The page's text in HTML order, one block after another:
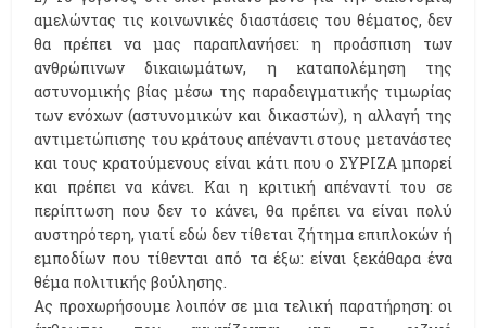
αμελώντας τις κοινωνικές διαστάσεις του θέματος, δεν
θα πρέπει να μας παραπλανήσει: η προάσπιση των
ανθρώπινων δικαιωμάτων, η καταπολέμηση της
αστυνομικής βίας μέσω της παραδειγματικής τιμωρίας
των ενόχων (αστυνομικών και δικαστών), η αλλαγή της
αντιμετώπισης του κράτους απέναντι στους μετανάστες
και τους κρατούμενους είναι κάτι που ο ΣΥΡΙΖΑ μπορεί
και πρέπει να κάνει. Και η κριτική απέναντί του σε
περίπτωση που δεν το κάνει, θα πρέπει να είναι πολύ
αυστηρότερη, γιατί εδώ δεν τίθεται ζήτημα επιπλοκών ή
εμποδίων που τίθενται από τα έξω: είναι ξεκάθαρα ένα
θέμα πολιτικής βούλησης.
Ας προχωρήσουμε λοιπόν σε μια τελική παρατήρηση: οι